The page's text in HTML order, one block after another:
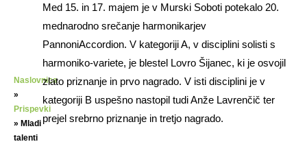
Naslovnica
»
Prispevki
» Mladi
talenti
Med 15. in 17. majem je v Murski Soboti potekalo 20.
mednarodno srečanje harmonikarjev
PannoniAccordion. V kategoriji A, v disciplini solisti s
harmoniko-variete, je blestel Lovro Šijanec, ki je osvojil
zlato priznanje in prvo nagrado. V isti disciplini je v
kategoriji B uspešno nastopil tudi Anže Lavrenčič ter
prejel srebrno priznanje in tretjo nagrado.